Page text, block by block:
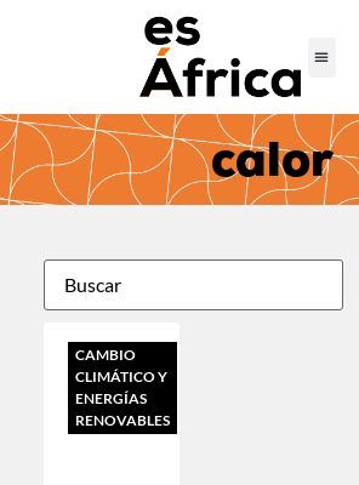
calor
CAMBIO
CLIMÁTICO Y
ENERGÍAS
RENOVABLES